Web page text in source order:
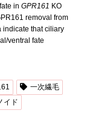
in GPR161 KO
removal from
indicate that ciliary
ventral fate
一次繊毛
イド